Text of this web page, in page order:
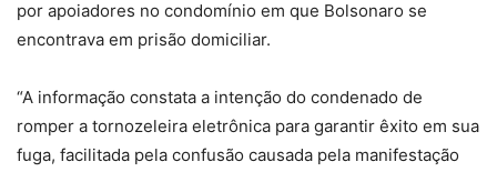
por apoiadores no condomínio em que Bolsonaro se
encontrava em prisão domiciliar.
“A informação constata a intenção do condenado de
romper a tornozeleira eletrônica para garantir êxito em sua
fuga, facilitada pela confusão causada pela manifestação